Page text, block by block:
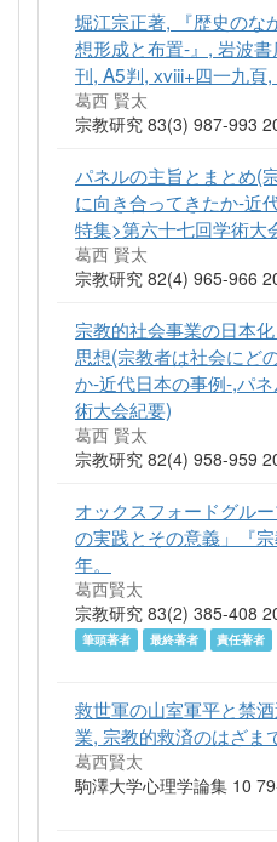
堀江宗正著, 『歴史のな
想形成と布置-』, 岩波
刊, A5判, xviii+四一九頁
葛西 賢太
宗教研究 83(3) 987-993
パネルの主旨とまとめ(
に向き合ってきたか-近
特集>第六十七回学術大
葛西 賢太
宗教研究 82(4) 965-966
宗教的社会事業の日本
思想(宗教者は社会にど
か-近代日本の事例-,パ
術大会紀要)
葛西 賢太
宗教研究 82(4) 958-959
オックスフォードグル
の実践とその意義」『
年。
葛西賢太
宗教研究 83(2) 385-408
筆頭著者
最終著者 責任著者
救世軍の山室軍平と禁
業, 宗教的救済のはざま
葛西賢太
駒澤大学心理学論集 10